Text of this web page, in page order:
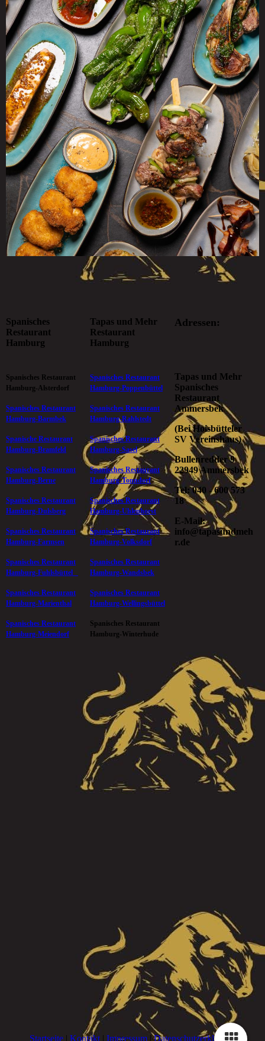
Spanisches
Restaurant
Hamburg
Tapas und Mehr
Restaurant
Hamburg
Adressen:
Spanisches Restaurant
Hamburg-Alsterdorf
Spanisches Restaurant
Hamburg-Barmbek
Spanische Restaurant
Hamburg-Bramfeld
Spanisches Restaurant
Hamburg-Berne
Spanisches Restaurant
Hamburg-Dulsberg
Spanisches Restaurant
Hamburg-Farmsen
Spanisches Restaurant
Hamburg-Fuhlsbüttel
Spanisches Restaurant
Hamburg-Marienthal
Spanisches Restaurant
Hamburg-Meiendorf
Spanisches Restaurant
Hamburg-Poppenbüttel
Spanisches Restaurant
Hamburg-Rahlstedt
Spanisches Restaurant
Hamburg-Sasel
Spanisches Restaurant
Hamburg-Tonndorf
Spanisches Restaurant
Hamburg-Uhlenhorst
Spanisches Restaurant
Hamburg-Volksdorf
Spanisches Restaurant
Hamburg-Wandsbek
Spanisches Restaurant
Hamburg-Wellingsbüttel
Spanisches Restaurant
Hamburg-Winterhude
Tapas und Mehr
Spanisches
Restaurant
Ammersbek
(Bei Hoisbütteler
SV Vereinshaus)
Bullenredder 9
22949 Ammersbek
Tel: 040 - 600 573
18
E-Mail:
info@tapasundmeh
r.de
Startseite | Kontakt | Impressum|Datenschutzerklärung